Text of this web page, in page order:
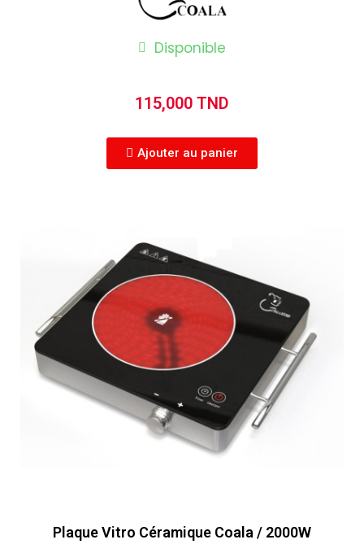
Disponible
115,000 TND
Ajouter au panier
Plaque Vitro Céramique Coala / 2000W